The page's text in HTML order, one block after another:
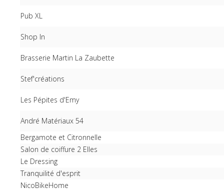
Pub XL
Shop In
Brasserie Martin La Zaubette
Stef'créations
Les Pépites d'Emy
André Matériaux 54
Bergamote et Citronnelle
Salon de coiffure 2 Elles
Le Dressing
Tranquilité d'esprit
NicoBikeHome